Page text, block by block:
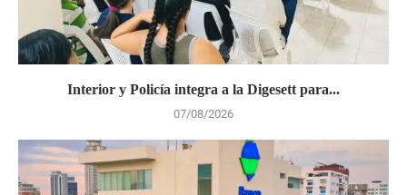
Interior y Policía integra a la Digesett para...
07/08/2026